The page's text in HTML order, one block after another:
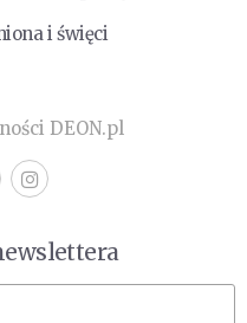
i święci
DEON.pl